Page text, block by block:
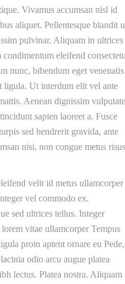
Vivamus accumsan nisl id
aliquet. Pellentesque blandit
pulvinar. Aliquam in ultrices
condimentum eleifend
nunc, bibendum eget venenatis
ligula. Ut interdum elit vel ante
Aenean dignissim vulputate
sapien laoreet a. Fusce
sed hendrerit gravida, ante
nisi, non congue metus
velit id metus ullamcorper
vel commodo ex.
sed ultrices tellus. Integer
vitae ullamcorper Tempus
proin aptent ornare eu Pede,
odio arcu augue platea
lectus. Platea nostra. Aliquam